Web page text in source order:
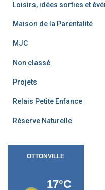
Loisirs, idées sorties et
Maison de la Parentalité
MJC
Non classé
Projets
Relais Petite Enfance
Réserve Naturelle